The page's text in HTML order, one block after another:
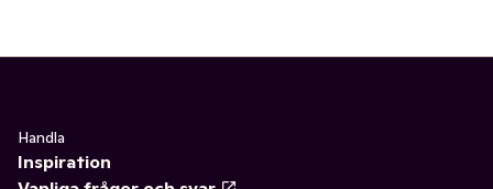
Handla
Inspiration